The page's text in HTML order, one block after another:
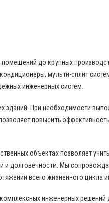
до крупных
мульти-сплит
инженерных систем.
При необходимости
повысить
объектах позволяет
и долговечности. Мы
всего жизненного цикла
инженерных